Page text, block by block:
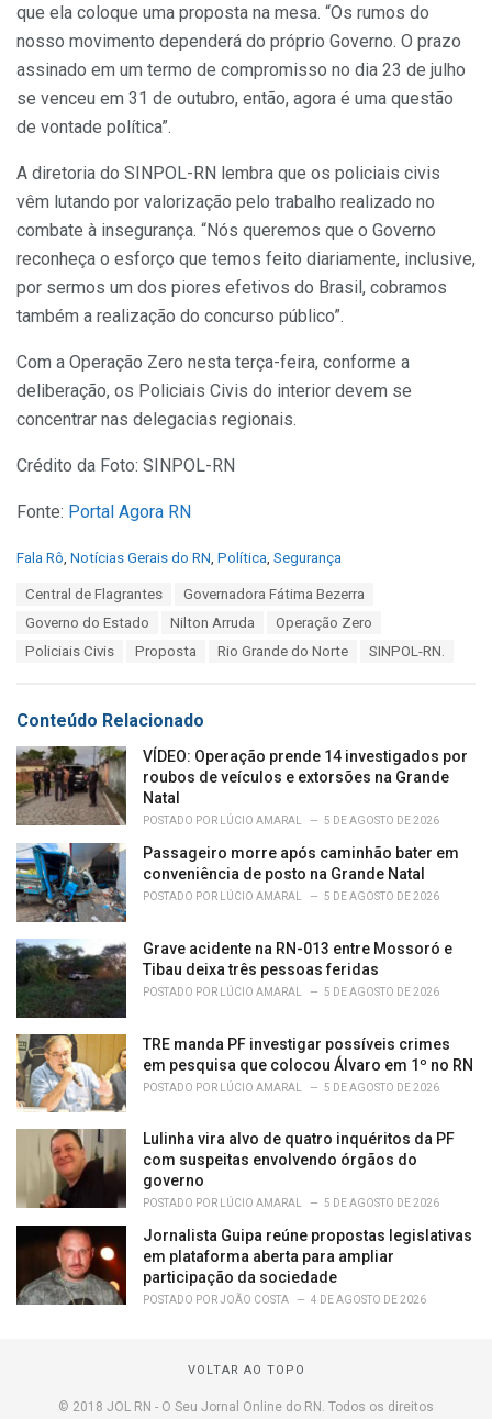
que ela coloque uma proposta na mesa. “Os rumos do
nosso movimento dependerá do próprio Governo. O prazo
assinado em um termo de compromisso no dia 23 de julho
se venceu em 31 de outubro, então, agora é uma questão
de vontade política”.
A diretoria do SINPOL-RN lembra que os policiais civis
vêm lutando por valorização pelo trabalho realizado no
combate à insegurança. “Nós queremos que o Governo
reconheça o esforço que temos feito diariamente, inclusive,
por sermos um dos piores efetivos do Brasil, cobramos
também a realização do concurso público”.
Com a Operação Zero nesta terça-feira, conforme a
deliberação, os Policiais Civis do interior devem se
concentrar nas delegacias regionais.
Crédito da Foto: SINPOL-RN
Fonte: Portal Agora RN
C
e
:
Fala Rô Notícias Gerais do RN Política Segurança
Central de Flagrantes
Governadora Fátima Bezerra
Governo do Estado
Nilton Arruda
Operação Zero
Policiais Civis
Proposta Rio Grande do Norte SINPOL-RN.
Conteúdo Relacionado
VÍDEO: Operação prende 14 investigados por
roubos de veículos e extorsões na Grande
Natal
POSTADO POR LÚCIO AMARAL 5 DE AGOSTO DE 2026
Passageiro morre após caminhão bater em
conveniência de posto na Grande Natal
POSTADO POR LÚCIO AMARAL 5 DE AGOSTO DE 2026
Grave acidente na RN-013 entre Mossoró e
Tibau deixa três pessoas feridas
POSTADO POR LÚCIO AMARAL 5 DE AGOSTO DE 2026
TRE manda PF investigar possíveis crimes
em pesquisa que colocou Álvaro em 1º no RN
POSTADO POR LÚCIO AMARAL 5 DE AGOSTO DE 2026
Lulinha vira alvo de quatro inquéritos da PF
com suspeitas envolvendo órgãos do
governo
POSTADO POR LÚCIO AMARAL 5 DE AGOSTO DE 2026
Jornalista Guipa reúne propostas legislativas
em plataforma aberta para ampliar
participação da sociedade
POSTADO PORJOÃO COSTA 4 DE AGOSTO DE 2026
VOLTAR AO TOPO
© 2018 JOL RN - O Seu Jornal Online do RN. Todos os direitos